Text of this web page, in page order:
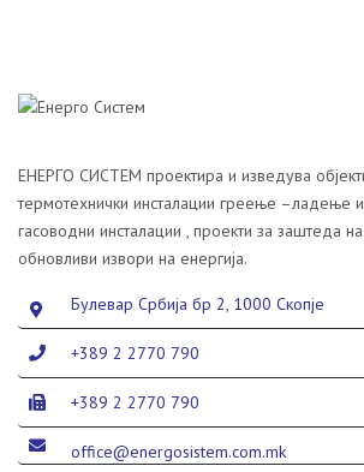
ЕНЕРГО СИСТЕМ проектира и изведува
термотехнички инсталации греење –ладење и
гасоводни инсталации , проекти за заштеда на
обновливи извори на енергија.
Булевар Србија бр 2, 1000 Скопје
+389 2 2770 790
+389 2 2770 790
office@energosistem.com.mk